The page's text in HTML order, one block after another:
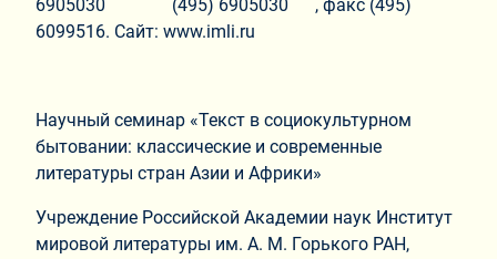
6905030 (495) 6905030 , факс (495)
6099516. Сайт: www.imli.ru
Научный семинар «Текст в социокультурном
бытовании: классические и современные
литературы стран Азии и Африки»
Учреждение Российской Академии наук Институт
мировой литературы им. А. М. Горького РАН,